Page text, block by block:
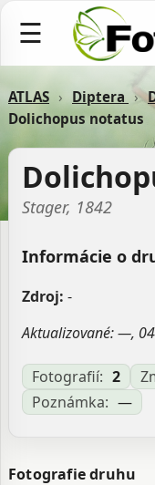
☰
ATLAS › Diptera ›
Dolichopus notatus
Stager, 1842
Informácie o
Zdroj: -
Aktualizované: —,
Fotografií: 2
Poznámka: —
Fotografie druhu